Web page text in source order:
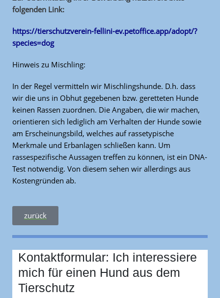
folgenden Link:
https://tierschutzverein-fellini-ev.petoffice.app/adopt/?
species=dog
Hinweis zu Mischling:
In der Regel vermitteln wir Mischlingshunde. D.h. dass
wir die uns in Obhut gegebenen bzw. geretteten Hunde
keinen Rassen zuordnen. Die Angaben, die wir machen,
orientieren sich lediglich am Verhalten der Hunde sowie
am Erscheinungsbild, welches auf rassetypische
Merkmale und Erbanlagen schließen kann. Um
rassespezifische Aussagen treffen zu können, ist ein DNA-
Test notwendig. Von diesem sehen wir allerdings aus
Kostengründen ab.
zurück